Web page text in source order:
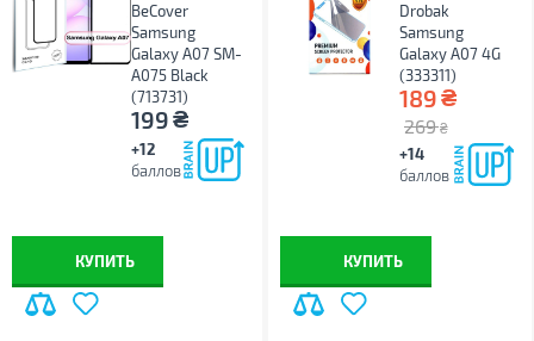
BeCover
Samsung
Galaxy A07 SM-
A075 Black
(713731)
199₴
+12
баллов
КУПИТЬ
Drobak
Samsung
Galaxy A07 4G
(333311)
189₴
269 ₴
+14
баллов
КУПИТЬ